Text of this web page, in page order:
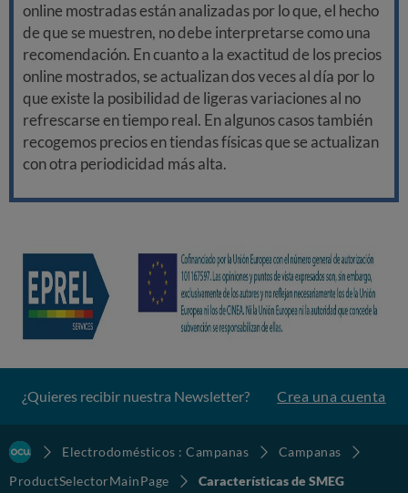
online mostradas están analizadas por lo que, el hecho
de que se muestren, no debe interpretarse como una
recomendación. En cuanto a la exactitud de los precios
online mostrados, se actualizan dos veces al día por lo
que existe la posibilidad de ligeras variaciones al no
refrescarse en tiempo real. En algunos casos también
recogemos precios en tiendas físicas que se actualizan
con otra periodicidad más alta.
¿Quieres recibir nuestra Newsletter? Crea una cuenta
Electrodomésticos : Campanas
Campanas
ProductSelectorMainPage
Características de SMEG